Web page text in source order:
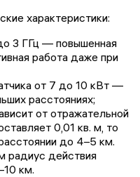
характеристики:
3 ГГц — повышенная
работа даже при
от 7 до 10 кВт —
расстояниях;
от отражательной
0,01 кв. м, то
до 4–5 км.
радиус действия
км.